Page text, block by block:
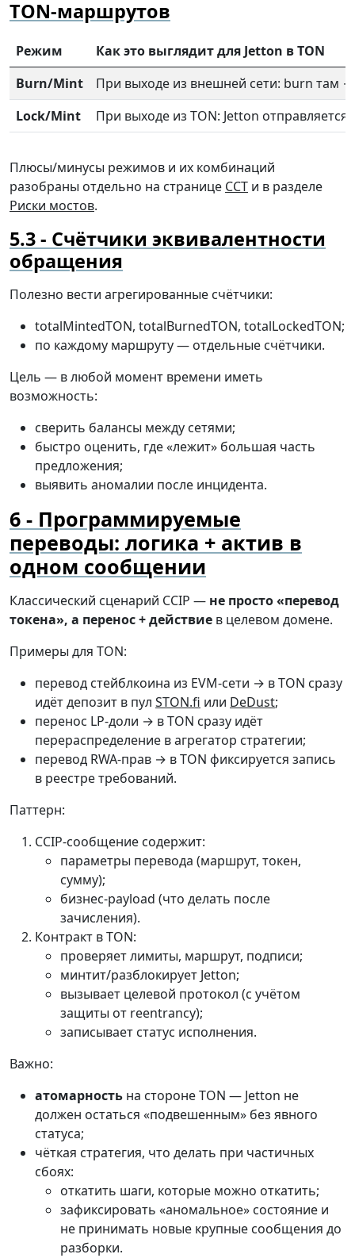
TON-маршрутов
Режим
Как это выглядит для Jetton в TON
Burn/Mint
При выходе из внешней сети: burn там
Lock/Mint
При выходе из TON: Jetton
Плюсы/минусы режимов и их комбинаций
разобраны отдельно на странице CCT и в разделе
Риски мостов.
Счётчики эквивалентности
обращения
Полезно вести агрегированные счётчики:
totalMintedTON, totalBurnedTON, totalLockedTON;
по каждому маршруту — отдельные счётчики.
Цель — в любой момент времени иметь
возможность:
сверить балансы между сетями;
быстро оценить, где «лежит» большая часть
предложения;
выявить аномалии после инцидента.
Программируемые
переводы: логика + актив в
одном сообщении
Классический сценарий CCIP — не просто «перевод
токена», а перенос + действие в целевом домене.
Примеры для TON:
перевод стейблкоина из EVM-сети → в TON сразу
идёт депозит в пул STON.fi или DeDust;
перенос LP-доли → в TON сразу идёт
перераспределение в агрегатор стратегии;
перевод RWA-прав → в TON фиксируется запись
в реестре требований.
Паттерн:
CCIP-сообщение содержит:
параметры перевода (маршрут, токен,
сумму);
бизнес-payload (что делать после
зачисления).
Контракт в TON:
проверяет лимиты, маршрут, подписи;
минтит/разблокирует Jetton;
вызывает целевой протокол (с учётом
защиты от reentrancy);
записывает статус исполнения.
Важно:
атомарность на стороне TON — Jetton не
должен остаться «подвешенным» без явного
статуса;
чёткая стратегия, что делать при частичных
сбоях:
откатить шаги, которые можно откатить;
зафиксировать «аномальное» состояние и
не принимать новые крупные сообщения до
разборки.